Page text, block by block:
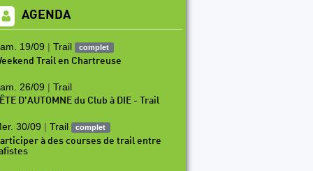
AGENDA
19/09 | Trail complet
Trail en Chartreuse
26/09 | Trail
D'AUTOMNE du Club à DIE - Trail
30/09 | Trail complet
à des courses de trail entre